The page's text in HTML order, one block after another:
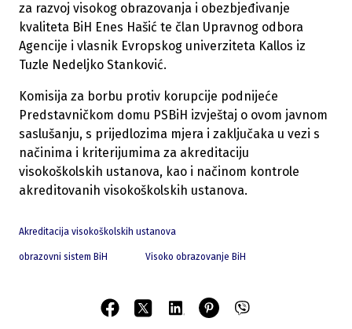
za razvoj visokog obrazovanja i obezbjeđivanje
kvaliteta BiH Enes Hašić te član Upravnog odbora
Agencije i vlasnik Evropskog univerziteta Kallos iz
Tuzle Nedeljko Stanković.
Komisija za borbu protiv korupcije podnijeće
Predstavničkom domu PSBiH izvještaj o ovom javnom
saslušanju, s prijedlozima mjera i zaključaka u vezi s
načinima i kriterijumima za akreditaciju
visokoškolskih ustanova, kao i načinom kontrole
akreditovanih visokoškolskih ustanova.
Akreditacija visokoškolskih ustanova
obrazovni sistem BiH Visoko obrazovanje BiH